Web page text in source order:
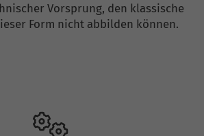
Vorsprung, den klassische
Form nicht abbilden können.